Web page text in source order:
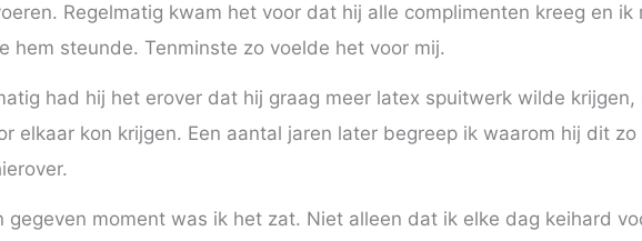
Regelmatig kwam het voor dat hij alle complimenten kreeg en
hem steunde. Tenminste zo voelde het voor mij.
had hij het erover dat hij graag meer latex spuitwerk wilde
elkaar kon krijgen. Een aantal jaren later begreep ik waarom hij dit
gegeven moment was ik het zat. Niet alleen dat ik elke dag keihard